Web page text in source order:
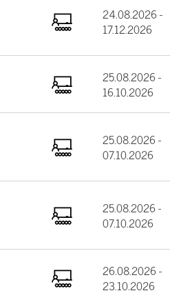
24.08.2026 -
17.12.2026
25.08.2026 -
16.10.2026
25.08.2026 -
07.10.2026
25.08.2026 -
07.10.2026
26.08.2026 -
23.10.2026